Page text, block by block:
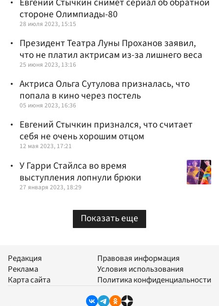
стороне Олимпиады-80
28 июля 2023, 15:15
Президент Театра Луны Проханов заявил,
что не платил актрисам из-за лишнего веса
25 июня 2023, 13:16
Актриса Ольга Сутулова призналась, что
попала в кино через постель
05 июня 2023, 16:36
Евгений Стычкин признался, что считает
себя не очень хорошим отцом
12 мая 2023, 17:21
У Гарри Стайлса во время
выступления лопнули брюки
27 января 2023, 18:29
Показать еще
Редакция
Реклама
Карта сайта
Правовая информация
Условия использования
Политика конфиденциальности